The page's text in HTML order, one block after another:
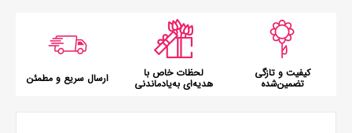
کیفیت و تازگی
تضمین‌شده
لحظات خاص با
هدیه‌ای به‌یادماندنی ارسال سریع و مطمئن